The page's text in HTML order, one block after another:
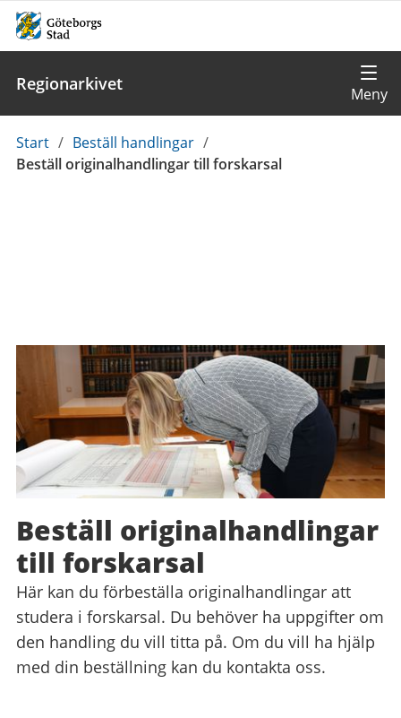
Regionarkivet
Du
är
Start / Beställ handlingar /
Beställ originalhandlingar till forskarsal
Beställ originalhandlingar
till forskarsal
Här kan du förbeställa originalhandlingar att
studera i forskarsal. Du behöver ha uppgifter om
den handling du vill titta på. Om du vill ha hjälp
med din beställning kan du kontakta oss.